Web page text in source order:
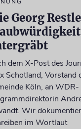
Georg
dem X-Post des
Schotland, Vorstand
Köln, an WDR-
Wir
im Wortlaut